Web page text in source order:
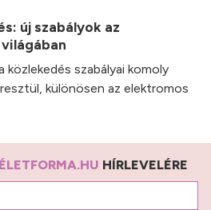
új szabályok az
közlekedés szabályai komoly
különösen az elektromos
ÉLETFORMA.HU HÍRLEVELÉRE